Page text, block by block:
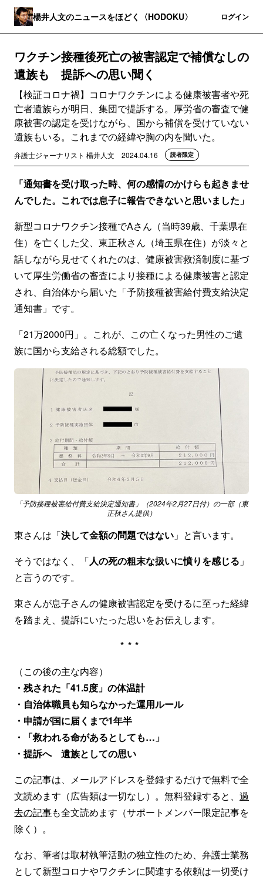
楊井人文のニュースをほどく〈HODOKU〉 ログイン
ワクチン接種後死亡の被害認定で補償なしの
遺族も 提訴への思い聞く
【検証コロナ禍】コロナワクチンによる健康被害者や死
亡者遺族らが明日、集団で提訴する。厚労省の審査で健
康被害の認定を受けながら、国から補償を受けていない
遺族もいる。これまでの経緯や胸の内を聞いた。
弁護士ジャーナリスト 楊井人文 2024.04.16 読者限定
「通知書を受け取った時、何の感情のかけらも起きませ
んでした。これでは息子に報告できないと思いました」
新型コロナワクチン接種でAさん（当時39歳、千葉県在
住）を亡くした父、東正秋さん（埼玉県在住）が淡々と
話しながら見せてくれたのは、健康被害救済制度に基づ
いて厚生労働省の審査により接種による健康被害と認定
され、自治体から届いた「予防接種被害給付費支給決定
通知書」です。
「21万2000円」。これが、この亡くなった男性のご遺
族に国から支給される総額でした。
「予防接種被害給付費支給決定通知書」（2024年2月27日付）の一部（東
正秋さん提供）
東さんは「決して金額の問題ではない 」と言います。
そうではなく、「人の死の粗末な扱いに憤りを感じる 」
と言うのです。
東さんが息子さんの健康被害認定を受けるに至った経緯
を踏まえ、提訴にいたった思いをお伝えします。
***
（この後の主な内容）
・残された「41.5度」の体温計
・自治体職員も知らなかった運用ルール
・申請が国に届くまで1年半
・「救われる命があるとしても…」
・提訴へ 遺族としての思い
この記事は、メールアドレスを登録するだけで無料で全
文読めます（広告類は一切なし）。無料登録すると、 過
去の記事も全文読めます（サポートメンバー限定記事を
除く）。
なお、筆者は取材執筆活動の独立性のため、弁護士業務
として新型コロナやワクチンに関連する依頼は一切受け